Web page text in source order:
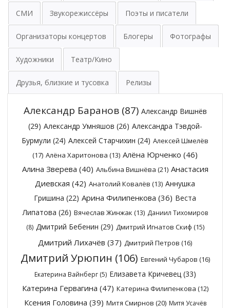
СМИ Звукорежиссёры Поэты и писатели
Организаторы концертов Блогеры Фотографы
Художники Театр/Кино
Друзья, близкие и тусовка Релизы
Александр Баранов(87) Александр Вишнёв
(29) Александр Умняшов (26) Александра Тэвдой-
Бурмули (24) Алексей Старчихин (24) Алексей Шмелёв
(17) Алёна Харитонова (13) Алёна Юрченко (46)
Алина Зверева (40) Альбина Вишнёва (21) Анастасия
Диевская (42) Анатолий Ковалёв (13) Аннушка
Гришина (22) Арина Филипенкова (36) Веста
Липатова (26) Вячеслав Жинжак (13) Даниил Тихомиров
(8) Дмитрий Бебенин (29) Дмитрий Игнатов Скиф (15)
Дмитрий Лихачёв (37) Дмитрий Петров (16)
Дмитрий Урюпин (106) Евгений Чубаров (16)
Екатерина Вайнберг(5) Елизавета Кричевец(33)
Катерина Гервагина (47) Катерина Филипенкова (12)
Ксения Головина (39) Митя Смирнов (20) Митя Усачёв